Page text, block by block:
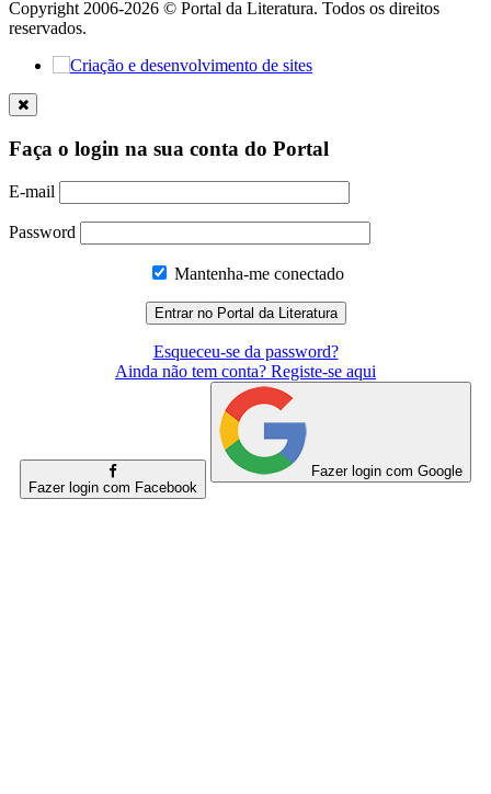
Copyright 2006-2026 © Portal da Literatura. Todos os direitos
reservados.
Faça o login na sua conta do Portal
E-mail
Password
Mantenha-me conectado
Esqueceu-se da password?
Ainda não tem conta? Registe-se aqui
Fazer login com Facebook
Fazer login com Google